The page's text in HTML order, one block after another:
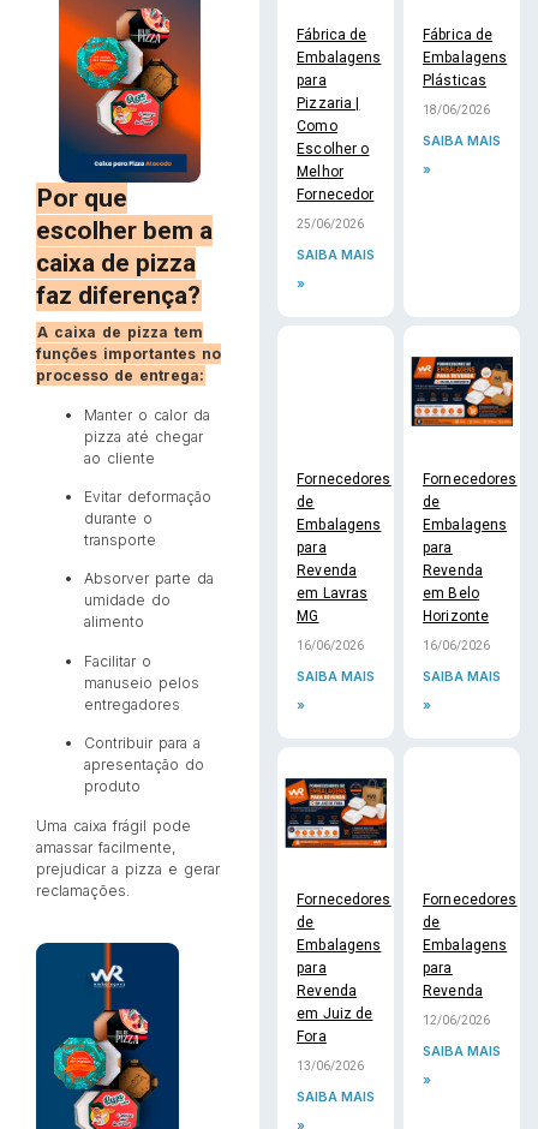
Por que
escolher bem a
caixa de pizza
faz diferença?
A caixa de pizza tem
funções importantes no
processo de entrega:
Manter o calor da
pizza até chegar
ao cliente
Evitar deformação
durante o
transporte
Absorver parte da
umidade do
alimento
Facilitar o
manuseio pelos
entregadores
Contribuir para a
apresentação do
produto
Uma caixa frágil pode
amassar facilmente,
prejudicar a pizza e gerar
reclamações.
Fábrica de
Embalagens
para
Pizzaria |
Como
Escolher o
Melhor
Fornecedor
25/06/2026
SAIBA MAIS
»
Fábrica de
Embalagens
Plásticas
18/06/2026
SAIBA MAIS
»
Fornecedores
de
Embalagens
para
Revenda
em Lavras
MG
16/06/2026
SAIBA MAIS
»
Fornecedores
de
Embalagens
para
Revenda
em Belo
Horizonte
16/06/2026
SAIBA MAIS
»
Fornecedores
de
Embalagens
para
Revenda
em Juiz de
Fora
13/06/2026
SAIBA MAIS
»
Fornecedores
de
Embalagens
para
Revenda
12/06/2026
SAIBA MAIS
»